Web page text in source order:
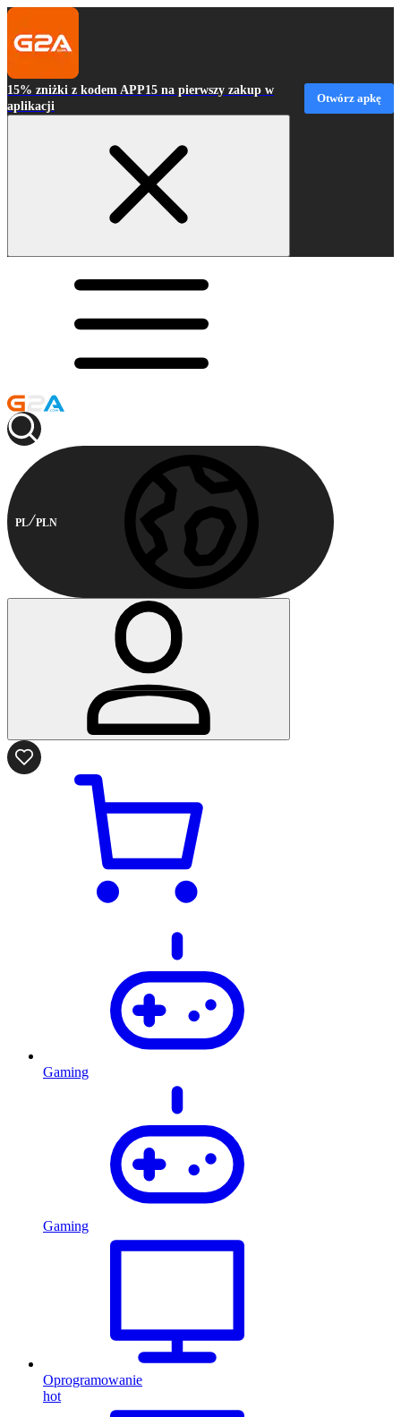
15% zniżki z kodem APP15 na pierwszy zakup w
aplikacji
Otwórz apkę
PL PLN
Gaming
Gaming
Oprogramowanie
hot